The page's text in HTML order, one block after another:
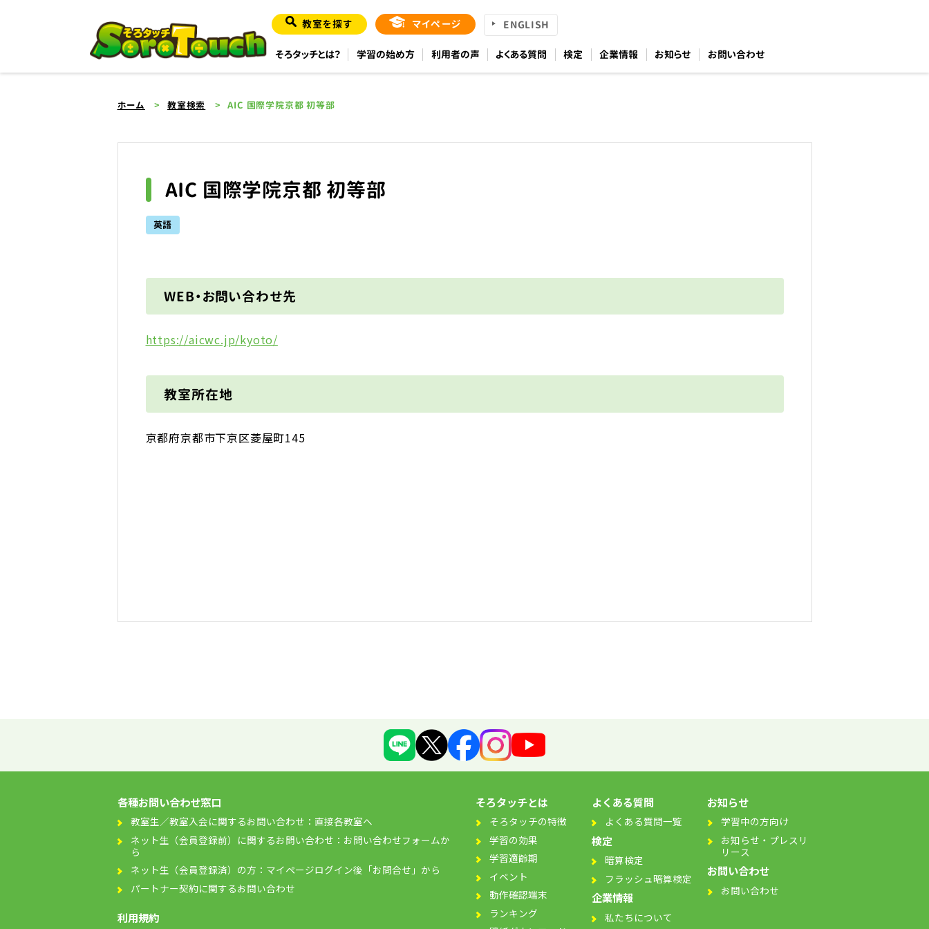
教室を探す マイページ ENGLISH
そろタッチとは？ 学習の始め方 利用者の声 よくある質問 検定 企業情報 お知らせ お問い合わせ
ホーム 教室検索 AIC 国際学院京都 初等部
AIC 国際学院京都 初等部
英語
WEB・お問い合わせ先
https://aicwc.jp/kyoto/
教室所在地
京都府京都市下京区菱屋町145
各種お問い合わせ窓口
教室生／教室入会に関するお問い合わせ：直接各教室へ
ネット生（会員登録前）に関するお問い合わせ：お問い合わせフォームか
ら
ネット生（会員登録済）の方：マイページログイン後「お問合せ」から
パートナー契約に関するお問い合わせ
利用規約
そろタッチとは
そろタッチの特徴
学習の効果
学習適齢期
イベント
動作確認端末
ランキング
よくある質問
よくある質問一覧
検定
暗算検定
フラッシュ暗算検定
企業情報
私たちについて
お知らせ
学習中の方向け
お知らせ・プレスリ
リース
お問い合わせ
お問い合わせ